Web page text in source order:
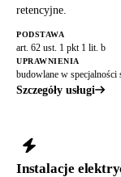
retencyjne.
PODSTAWA
art. 62 ust. 1 pkt 1 lit. b
UPRAWNIENIA
budowlane w specjalności
Szczegóły usługi
Instalacje